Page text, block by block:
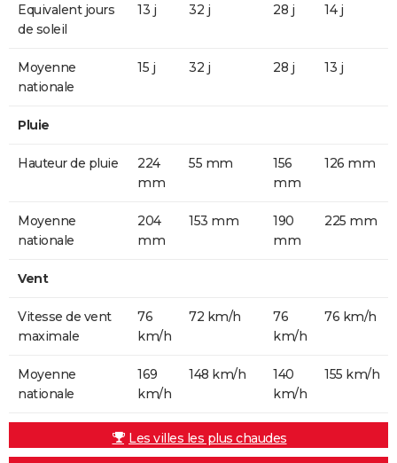
Equivalent jours
de soleil
13 j 32 j 28 j 14 j
Moyenne
nationale
15 j 32 j 28 j 13 j
Pluie
Hauteur de pluie
224
mm
55 mm
156
mm
126 mm
Moyenne
nationale
204
mm
153 mm
190
mm
225 mm
Vent
Vitesse de vent
maximale
76
km/h
72 km/h
76
km/h
76 km/h
Moyenne
nationale
169
km/h
148 km/h
140
km/h
155 km/h
Les villes les plus chaudes